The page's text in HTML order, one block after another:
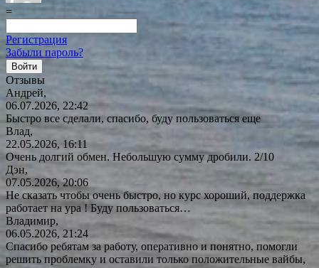
=
Регистрация
Забыли пароль?
Отзывы
Андрей,
06.07.2026, 22:42
Быстро все сделали, спасибо, буду пользоваться еще
Влад,
22.05.2026, 16:11
Очень долгий обмен. Небольшую сумму дробили. 2/10
Дэн,
07.05.2026, 20:06
Не сказать чтобы очень быстро, но курс хороший, поддержка
работает на ура ! Буду пользоваться…
Владимир,
06.05.2026, 21:24
Спасибо ребятам за работу, оперативно и понятно, помогли
решить проблемку и оставили только положительные вайбы,